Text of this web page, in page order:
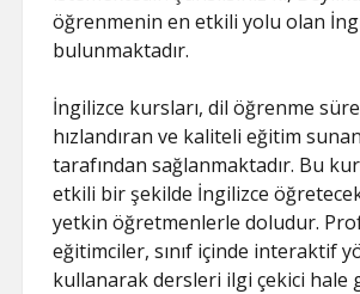
öğrenmenin en etkili yolu olan
bulunmaktadır.
İngilizce kursları, dil öğrenme
hızlandıran ve kaliteli eğitim
tarafından sağlanmaktadır. Bu
etkili bir şekilde İngilizce
yetkin öğretmenlerle doludur.
eğitimciler, sınıf içinde interaktif
kullanarak dersleri ilgi çekici hale